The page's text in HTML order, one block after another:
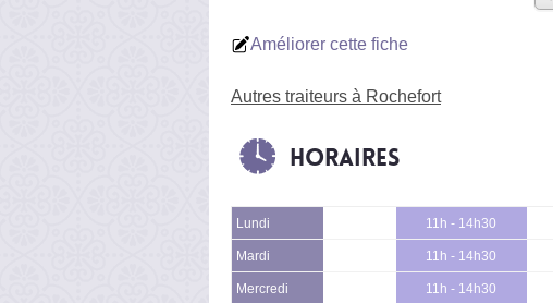
Améliorer cette fiche
Autres traiteurs à Rochefort
Horaires
Lundi 11h - 14h30
Mardi 11h - 14h30
Mercredi 11h - 14h30